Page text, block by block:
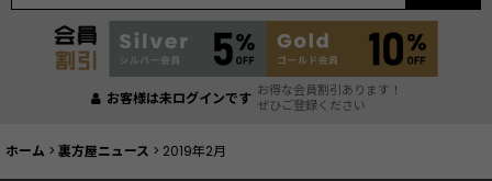
お客様は未ログインです お得な会員割引あります！
ぜひご登録ください
ホーム > 裏方屋ニュース > 2019年2月